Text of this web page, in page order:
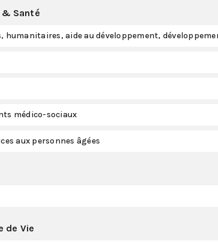
& Santé
humanitaires, aide au développement,
médico-sociaux
aux personnes âgées
de Vie